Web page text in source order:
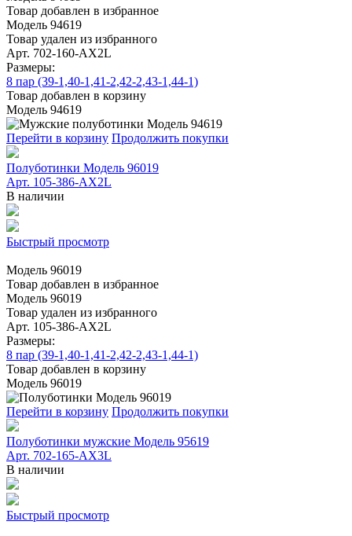
Товар добавлен в избранное
Модель 94619
Товар удален из избранного
Арт. 702-160-АХ2L
Размеры:
8 пар (39-1,40-1,41-2,42-2,43-1,44-1)
Товар добавлен в корзину
Модель 94619
Перейти в корзину Продолжить покупки
Полуботинки Модель 96019
Арт. 105-386-АХ2L
В наличии
Быстрый просмотр
Модель 96019
Товар добавлен в избранное
Модель 96019
Товар удален из избранного
Арт. 105-386-АХ2L
Размеры:
8 пар (39-1,40-1,41-2,42-2,43-1,44-1)
Товар добавлен в корзину
Модель 96019
Перейти в корзину Продолжить покупки
Полуботинки мужские Модель 95619
Арт. 702-165-АХ3L
В наличии
Быстрый просмотр